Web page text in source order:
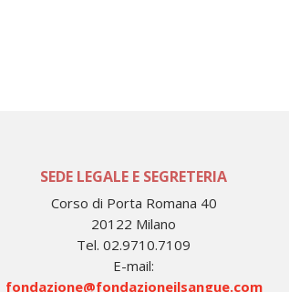
SEDE LEGALE E SEGRETERIA
Corso di Porta Romana 40
20122 Milano
Tel. 02.9710.7109
E-mail:
fondazione@fondazioneilsangue.com